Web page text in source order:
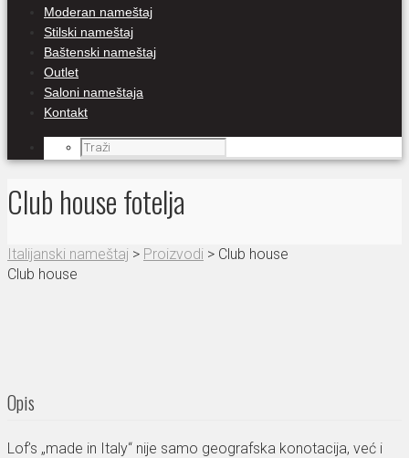
Moderan nameštaj
Stilski nameštaj
Baštenski nameštaj
Outlet
Saloni nameštaja
Kontakt
Club house fotelja
Italijanski nameštaj > Proizvodi > Club house
Club house
Opis
Lof’s „made in Italy“ nije samo geografska konotacija, već i